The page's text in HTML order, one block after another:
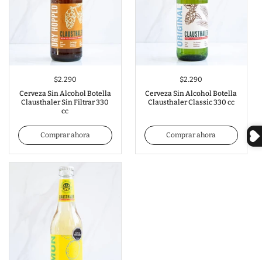
$2.290
Cerveza Sin Alcohol Botella
Clausthaler Sin Filtrar 330
cc
Comprar ahora
$2.290
Cerveza Sin Alcohol Botella
Clausthaler Classic 330 cc
Comprar ahora